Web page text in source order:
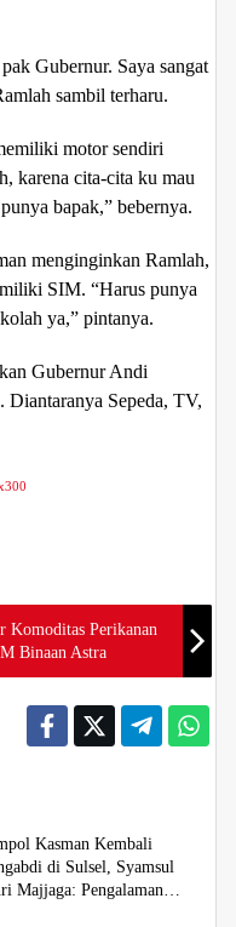
Gubernur. Saya sangat
sambil terharu.
motor sendiri
karena cita-cita ku mau
bapak,” bebernya.
menginginkan Ramlah,
SIM. “Harus punya
ya,” pintanya.
Gubernur Andi
Sepeda, TV,
Komoditas Perikanan
Binaan Astra
Kasman Kembali
di Sulsel, Syamsul
Majjaga: Pengalaman
Daerah